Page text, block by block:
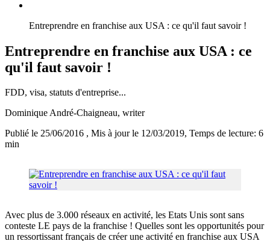
Entreprendre en franchise aux USA : ce qu'il faut savoir !
Entreprendre en franchise aux USA : ce
qu'il faut savoir !
FDD, visa, statuts d'entreprise...
Dominique André-Chaigneau, writer
Publié le 25/06/2016 , Mis à jour le 12/03/2019, Temps de lecture: 6
min
Avec plus de 3.000 réseaux en activité, les Etats Unis sont sans
conteste LE pays de la franchise ! Quelles sont les opportunités pour
un ressortissant français de créer une activité en franchise aux USA